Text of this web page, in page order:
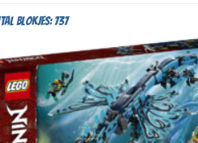
blokjes: 737